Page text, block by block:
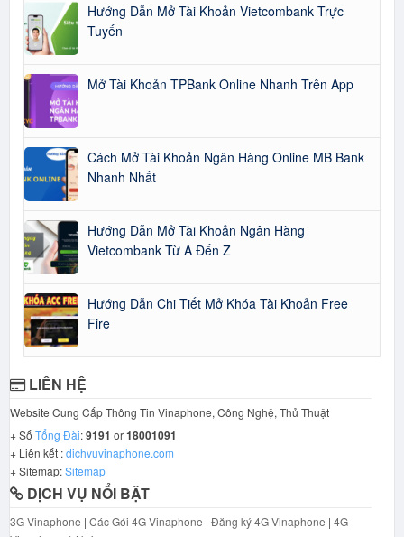
Hướng Dẫn Mở Tài Khoản Vietcombank Trực
Tuyến
Mở Tài Khoản TPBank Online Nhanh Trên App
Cách Mở Tài Khoản Ngân Hàng Online MB Bank
Nhanh Nhất
Hướng Dẫn Mở Tài Khoản Ngân Hàng
Vietcombank Từ A Đến Z
Hướng Dẫn Chi Tiết Mở Khóa Tài Khoản Free
Fire
LIÊN HỆ
Website Cung Cấp Thông Tin Vinaphone, Công Nghệ, Thủ Thuật
+ Số Tổng Đài:9191 or18001091
+ Liên kết :dichvuvinaphone.com
+ Sitemap:Sitemap
DỊCH VỤ NỔI BẬT
3G Vinaphone | Các Gói 4G Vinaphone | Đăng ký 4G Vinaphone | 4G